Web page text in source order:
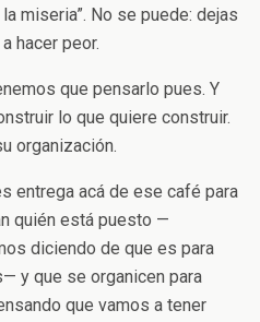
miseria”. No se puede: dejas
hacer peor.
que pensarlo pues. Y
lo que quiere construir.
organización.
entrega acá de ese café para
quién está puesto —
diciendo de que es para
y que se organicen para
que vamos a tener